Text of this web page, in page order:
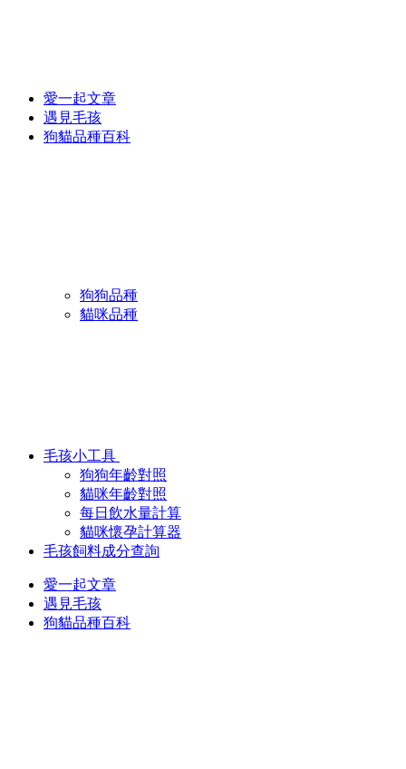
愛一起文章
遇見毛孩
狗貓品種百科
狗狗品種
貓咪品種
毛孩小工具
狗狗年齡對照
貓咪年齡對照
每日飲水量計算
貓咪懷孕計算器
毛孩飼料成分查詢
愛一起文章
遇見毛孩
狗貓品種百科